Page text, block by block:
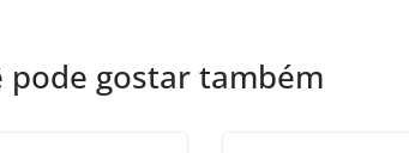
pode gostar também